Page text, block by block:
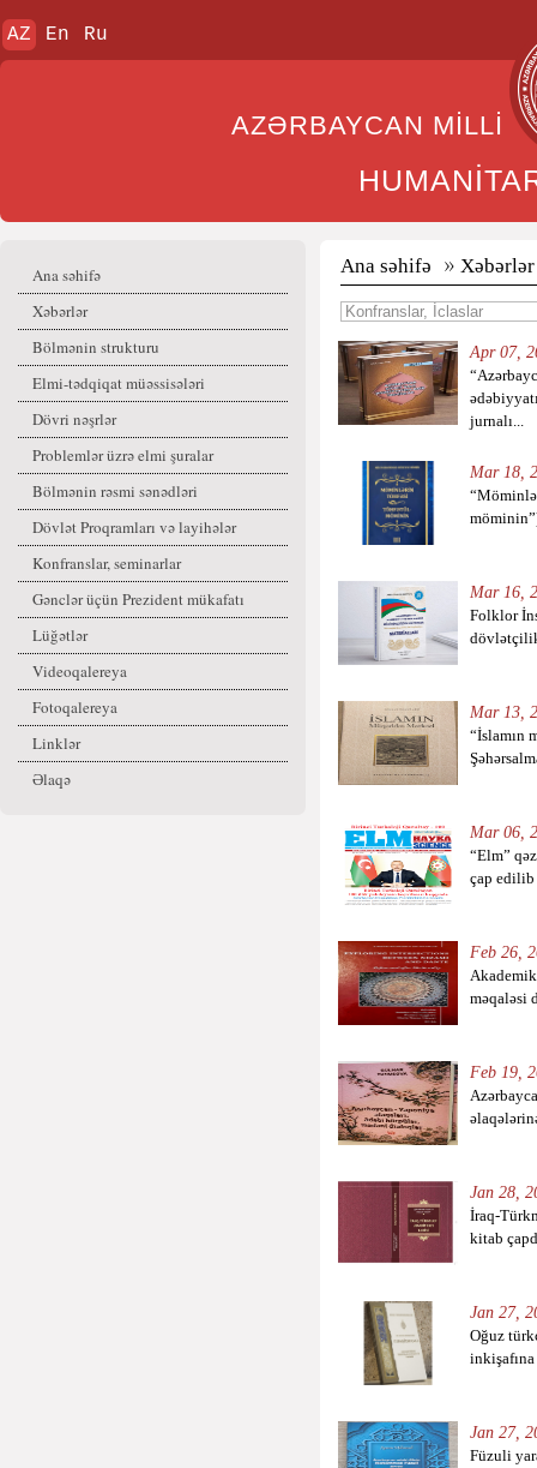
AZ En Ru
AZƏRBAYCAN
Ana səhifə
Xəbərlər
Bölmənin strukturu
Elmi-tədqiqat müəssisələri
Dövri nəşrlər
Problemlər üzrə elmi şuralar
Bölmənin rəsmi sənədləri
Dövlət Proqramları və layihələr
Konfranslar, seminarlar
Gənclər üçün Prezident mükafatı
Lüğətlər
Videoqalereya
Fotoqalereya
Linklər
Əlaqə
Ana səhifə Xəbərlər
Apr 07,
jurnalı...
Mar 18,
Mar 16,
Folklor
Mar 13,
“İslamın
Mar 06,
“Elm”
çap edilib
Feb 26,
məqaləsi
Feb 19,
Jan 28,
İraq-
kitab
Jan 27,
Oğuz
Jan 27,
Füzuli